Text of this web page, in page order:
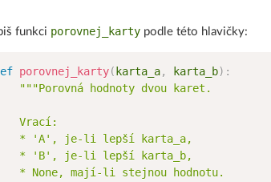
funkci porovnej_kartypodle této hlavičky:
porovnej_karty( karta_a, karta_b) :
"""Porovná hodnoty dvou karet.
Vrací:
* 'A', je-li lepší karta_a,
* 'B', je-li lepší karta_b,
* None, mají-li stejnou hodnotu.